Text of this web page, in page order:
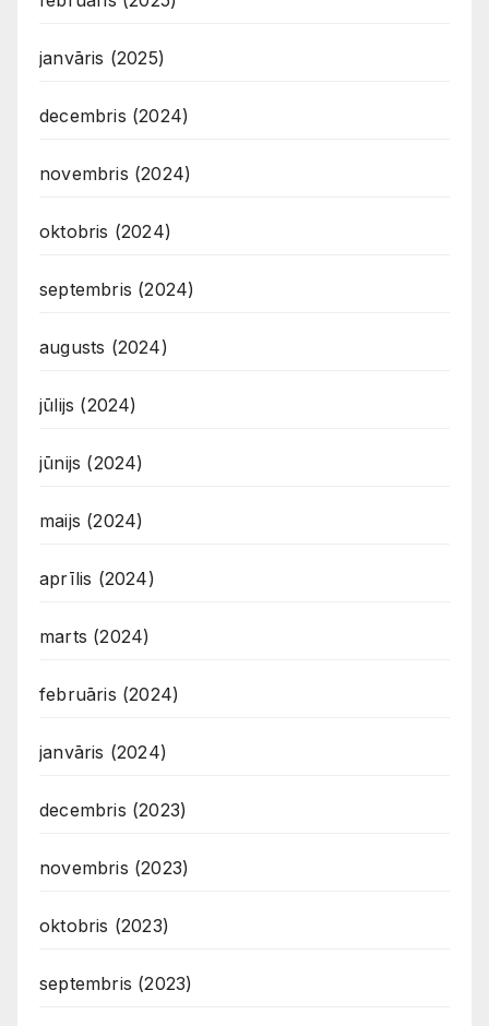
janvāris (2025)
decembris (2024)
novembris (2024)
oktobris (2024)
septembris (2024)
augusts (2024)
jūlijs (2024)
jūnijs (2024)
maijs (2024)
aprīlis (2024)
marts (2024)
februāris (2024)
janvāris (2024)
decembris (2023)
novembris (2023)
oktobris (2023)
septembris (2023)